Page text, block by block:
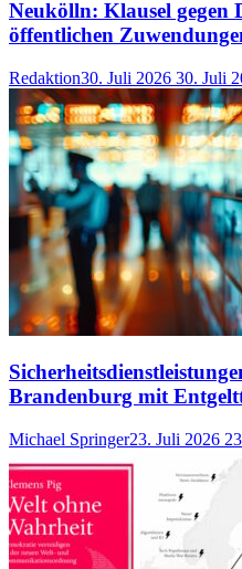
Neukölln: Klausel gegen
öffentlichen
Redaktion30. Juli 2026 30. Juli
Brandenburg mit
Michael Springer23. Juli 2026